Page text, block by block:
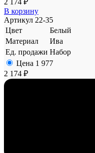
2 174 ₽
В корзину
Артикул 22-35
Цвет
Белый
Материал
Ива
Ед. продажи Набор
Цена 1 977
2 174 ₽